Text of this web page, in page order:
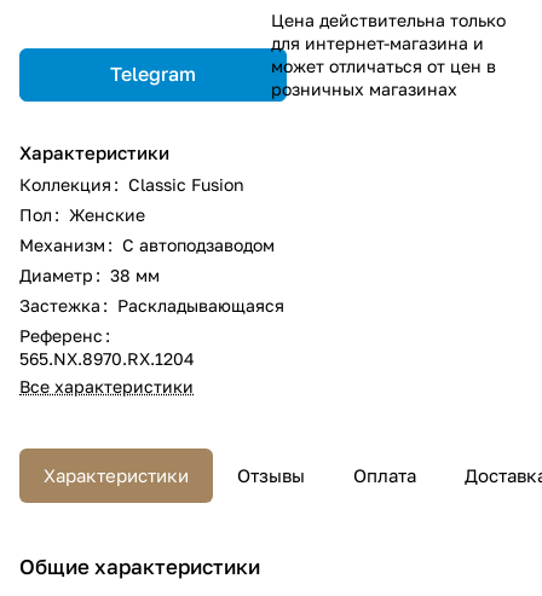
Telegram
Характеристики
Коллекция : Classic Fusion
Пол : Женские
Механизм : С автоподзаводом
Диаметр : 38 мм
Застежка : Раскладывающаяся
Референс :
565.NX.8970.RX.1204
Все характеристики
Цена действительна только
для интернет-магазина и
может отличаться от цен в
розничных магазинах
Характеристики Отзывы Оплата
Общие характеристики